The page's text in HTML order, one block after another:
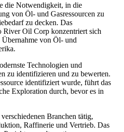
die Notwendigkeit, in die
von Öl- und Gasressourcen zu
zu decken. Das
River Oil Corp konzentriert sich
von Öl- und
Technologien und
zu identifizieren und zu bewerten.
identifiziert wurde, führt das
Exploration durch, bevor es in
Branchen tätig,
Raffinerie und Vertrieb. Das